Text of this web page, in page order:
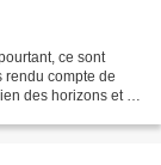
ce sont
rendu compte de
des horizons et il